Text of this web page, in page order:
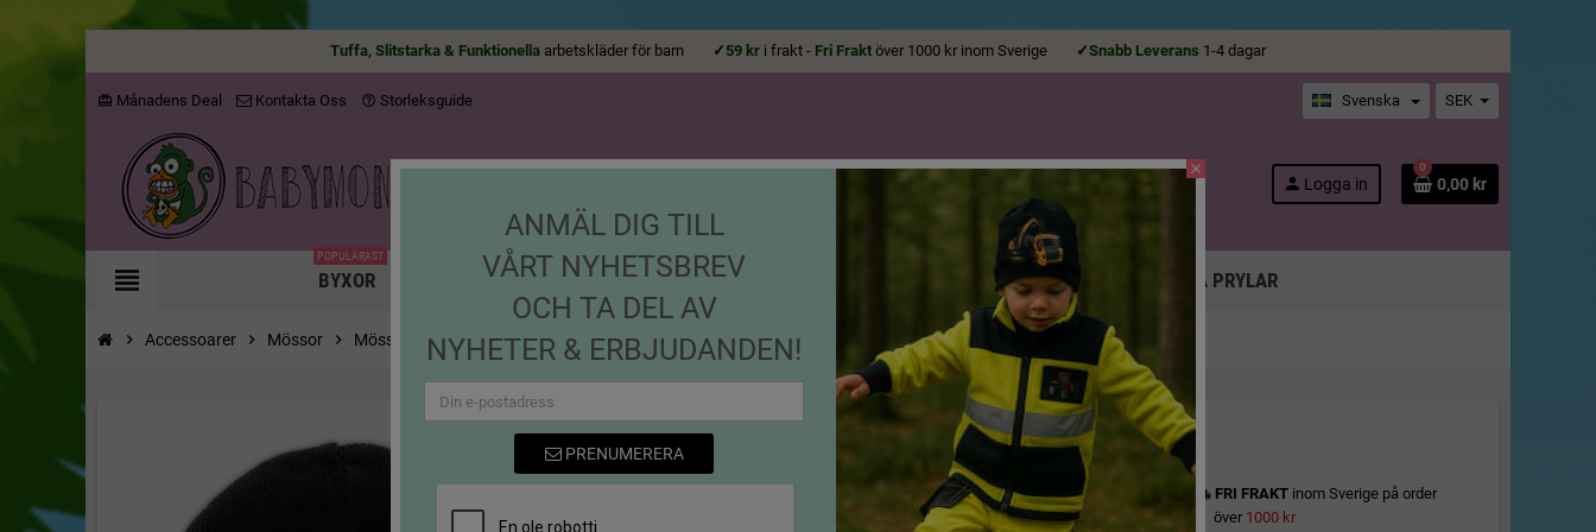
Tuffa, Slitstarka & Funktionella arbetskläder för barn ✓ 59 kr i frakt - Fri Frakt över 1000 kr inom Sverige ✓Snabb Leverans 1-4 dagar
card_giftcard Månadens Deal Kontakta Oss help_outline Storleksguide Svenska SEK
person Logga in
0
0,00 kr
view_headline BYXOR
POPULÄRAST
JACKOR T-SHIRTS
ALLA ÅLDRAR
HOODIES ACCESSOARER
KEPSAR, MÖSSOR M.M!
ROLIGA PRYLAR
chevron_right Accessoarer chevron_right Mössor chevron_right Mössa Fyrhjuling
Mössa Fyrhjuling
Referens
local_shipping FRI FRAKT inom Sverige på order
över 1000 kr
close
ANMÄL DIG TILL
VÅRT NYHETSBREV
OCH TA DEL AV
NYHETER & ERBJUDANDEN!
PRENUMERERA